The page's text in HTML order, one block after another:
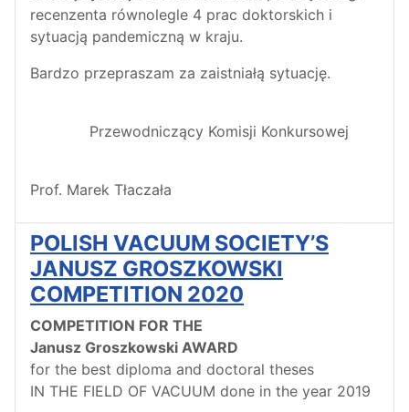
recenzenta równolegle 4 prac doktorskich i
sytuacją pandemiczną w kraju.
Bardzo przepraszam za zaistniałą sytuację.
Przewodniczący Komisji Konkursowej
Prof. Marek Tłaczała
POLISH VACUUM SOCIETY’S
JANUSZ GROSZKOWSKI
COMPETITION 2020
COMPETITION FOR THE
Janusz Groszkowski AWARD
for the best diploma and doctoral theses
IN THE FIELD OF VACUUM done in the year 2019